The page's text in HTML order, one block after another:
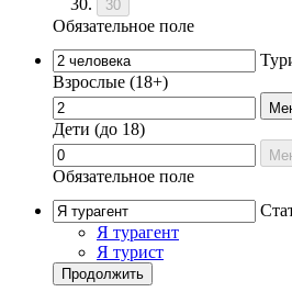
30
Обязательное поле
Взрослые (18+)
Дети (до 18)
Обязательное поле
Я турагент
Я турист
Продолжить